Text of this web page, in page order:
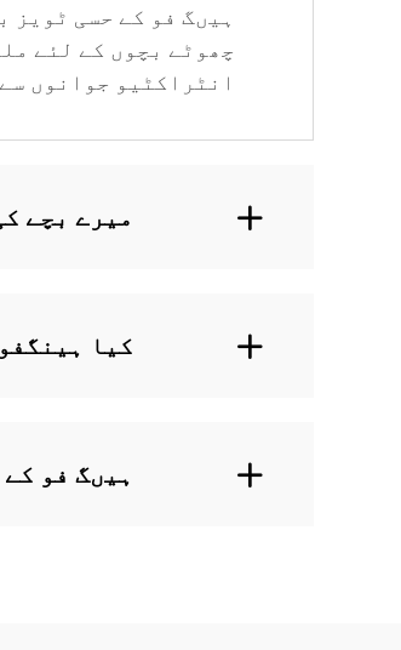
ہیںگ فو کے حسی ٹویز
چھوٹے بچوں کے لئے
انٹراکٹیو جوانوں
میرے بچے
کیا
ہیںگ فو